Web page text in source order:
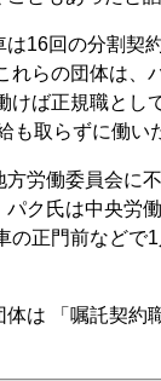
16回の分割契
れらの団体は、
けば正規職とし
も取らずに働い
労働委員会に
ク氏は中央労
の正門前などで
は 「嘱託契約